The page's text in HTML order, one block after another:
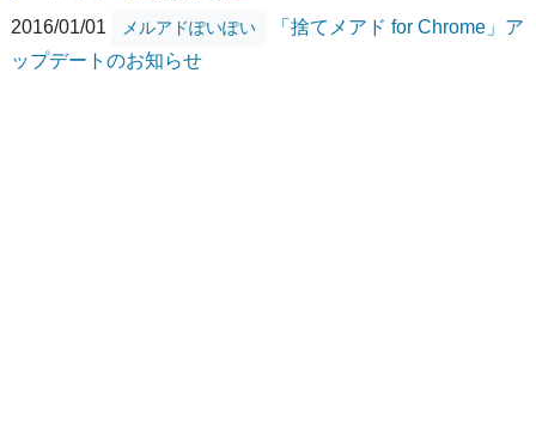
2016/01/01
メルアドぽいぽい
「捨てメアド for Chrome」ア
ップデートのお知らせ